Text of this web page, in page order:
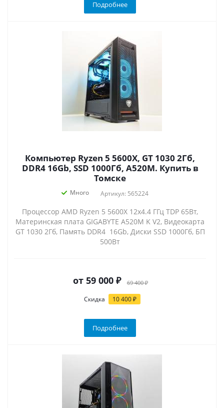
Подробнее
Компьютер Ryzen 5 5600X, GT 1030 2Гб,
DDR4 16Gb, SSD 1000Гб, A520M. Купить в
Томске
Много Артикул: 565224
Процессор AMD Ryzen 5 5600X 12x4.4 ГГц TDP 65Вт,
Материнская плата GIGABYTE A520M K V2, Видеокарта
GT 1030 2Гб, Память DDR4 16Gb, Диски SSD 1000Гб, БП
500Вт
от 59 000 ₽ 69 400 ₽
Скидка 10 400 ₽
Подробнее